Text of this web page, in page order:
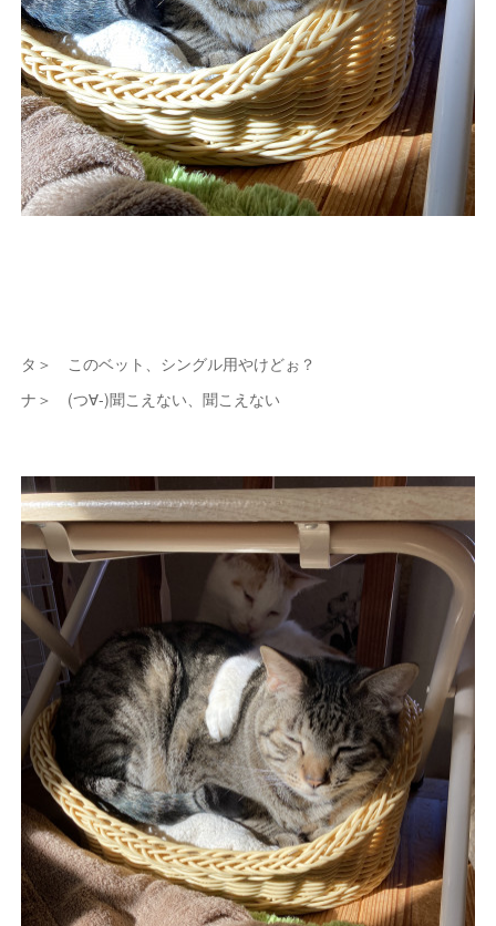
タ＞ このベット、シングル用やけどぉ？
ナ＞ (つ∀-)聞こえない、聞こえない